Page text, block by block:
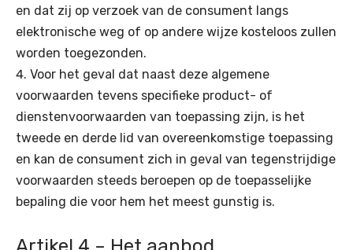
en dat zij op verzoek van de consument langs
elektronische weg of op andere wijze kosteloos zullen
worden toegezonden.
Voor het geval dat naast deze algemene
voorwaarden tevens specifieke product- of
dienstenvoorwaarden van toepassing zijn, is het
tweede en derde lid van overeenkomstige toepassing
en kan de consument zich in geval van tegenstrijdige
voorwaarden steeds beroepen op de toepasselijke
bepaling die voor hem het meest gunstig is.